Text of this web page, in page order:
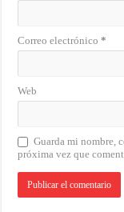
Correo electrónico*
Web
Guarda mi nombre,
próxima vez que